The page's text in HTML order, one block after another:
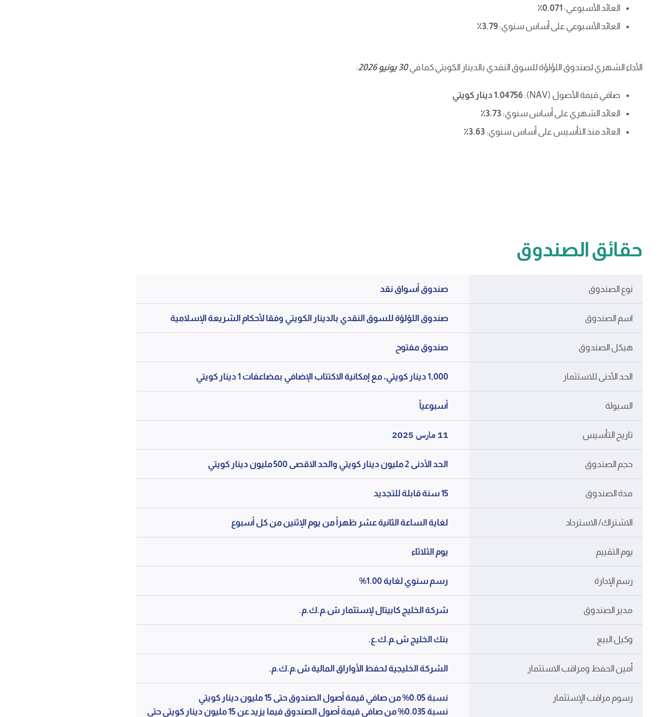
العائد الأسبوعي: 0.071٪
العائد الأسبوعي على أساس سنوي: 3.79٪
الأداء الشهري لصندوق اللؤلؤة للسوق النقدي بالدينار الكويتي كما في30 يونيو 2026 :
صافي قيمة الأصول (NAV
): 1.04756 دينار كويتي
العائد الشهري على أساس سنوي: ٪3.73
العائد منذ التأسيس على أساس سنوي: 3.63٪
حقائق الصندوق
نوع الصندوق صندوق أسواق نقد
اسم الصندوق صندوق اللؤلؤة للسوق النقدي بالدينار الكويتي وفقا لأحكام الشريعة الإسلامية
هيكل الصندوق صندوق مفتوح
الحد الأدنى للاستثمار 1,000 دينار كويتي، مع إمكانية الاكتتاب الإضافي بمضاعفات 1 دينار كويتي
السيولة أسبوعياً
تاريخ التأسيس 11 مارس 2025
حجم الصندوق الحد الأدنى 2 مليون دينار كويتي والحد الاقصى 500 مليون دينار كويتي
مدة الصندوق 15 سنة قابلة للتجديد
الاشتراك/ الاسترداد لغاية الساعة الثانية عشر ظهراً من يوم الإثنين من كل أسبوع
يوم التقييم يوم الثلاثاء
رسم الإدارة رسم سنوي لغاية 1.00%
مدير الصندوق شركة الخليج كابيتال لإستثمار ش.م.ك.م.
وكيل البيع بنك الخليج ش.م.ك.ع.
أمين الحفظ ومراقب الاستثمار الشركة الخليجية لحفظ الأواراق المالية ش.م.ك.م.
رسوم مراقب الإستثمار
نسبة 0.05% من صافي قيمة أصول الصندوق حتى 15 مليون دينار كويتي
نسبة 0.035% من صافي قيمة أصول الصندوق فيما يزيد عن 15 مليون دينار كويتي حتى